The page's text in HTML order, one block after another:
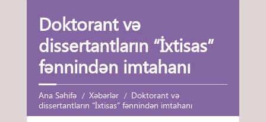
Doktorant və
dissertantların “İxtisas”
fənnindən imtahanı
Ana Səhifə Xəbərlər
Doktorant və
dissertantların “İxtisas” fənnindən imtahanı